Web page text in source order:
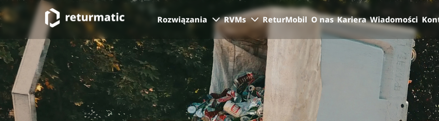
Rozwiązania RVMs ReturMobil O nas Kariera Wiadomości